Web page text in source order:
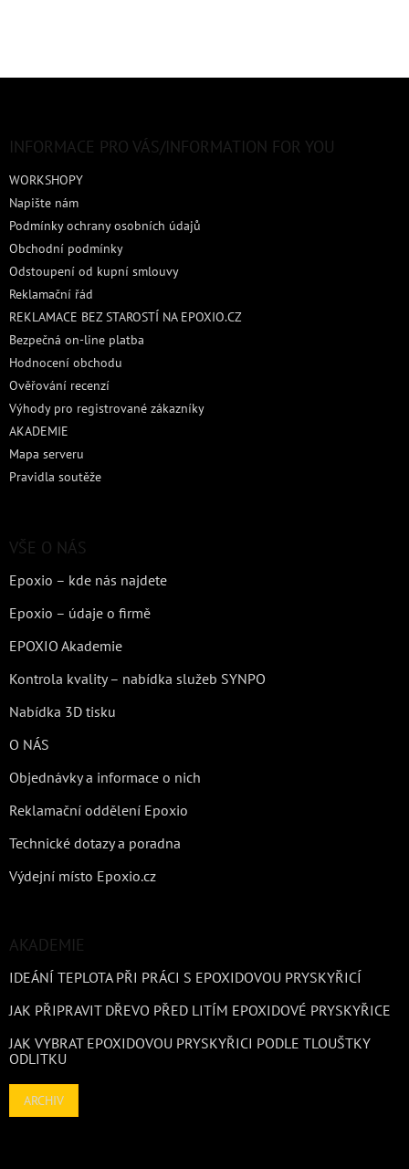
INFORMACE PRO VÁS/INFORMATION FOR YOU
WORKSHOPY
Napište nám
Podmínky ochrany osobních údajů
Obchodní podmínky
Odstoupení od kupní smlouvy
Reklamační řád
REKLAMACE BEZ STAROSTÍ NA EPOXIO.CZ
Bezpečná on-line platba
Hodnocení obchodu
Ověřování recenzí
Výhody pro registrované zákazníky
AKADEMIE
Mapa serveru
Pravidla soutěže
VŠE O NÁS
Epoxio – kde nás najdete
Epoxio – údaje o firmě
EPOXIO Akademie
Kontrola kvality – nabídka služeb SYNPO
Nabídka 3D tisku
O NÁS
Objednávky a informace o nich
Reklamační oddělení Epoxio
Technické dotazy a poradna
Výdejní místo Epoxio.cz
AKADEMIE
IDEÁNÍ TEPLOTA PŘI PRÁCI S EPOXIDOVOU PRYSKYŘICÍ
JAK PŘIPRAVIT DŘEVO PŘED LITÍM EPOXIDOVÉ PRYSKYŘICE
JAK VYBRAT EPOXIDOVOU PRYSKYŘICI PODLE TLOUŠTKY
ODLITKU
ARCHIV